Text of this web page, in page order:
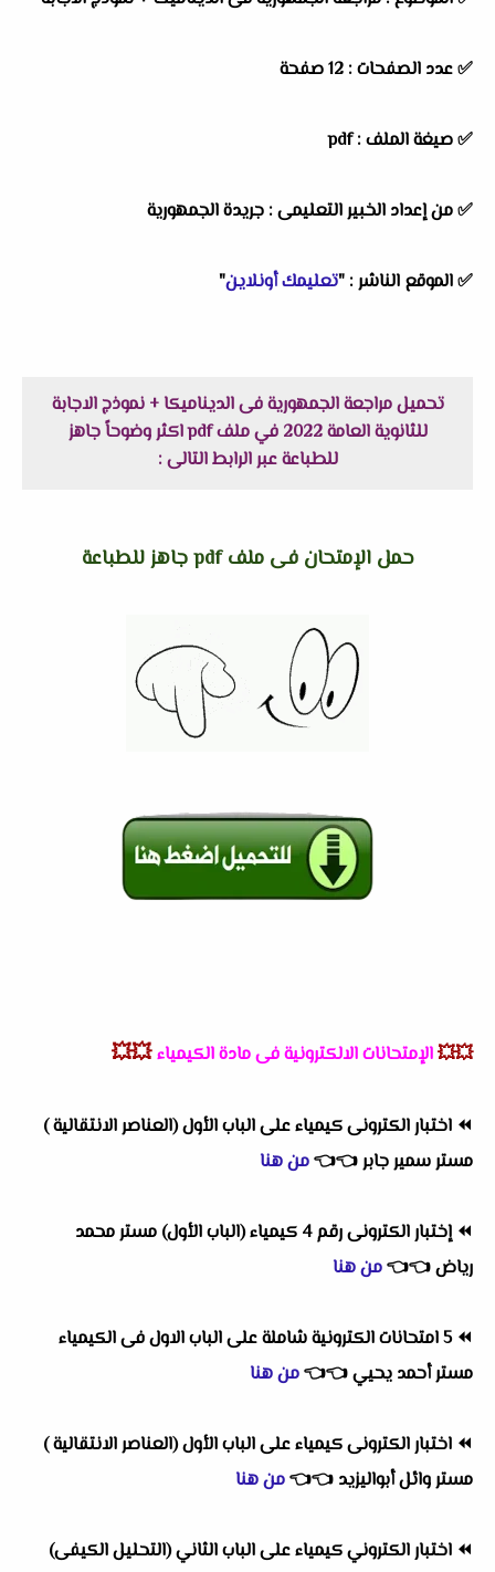
✅عدد الصفحات : 12 صفحة
✅صيغة الملف : pdf
✅من إعداد الخبير التعليمى : جريدة الجمهورية
✅الموقع الناشر : "تعليمك أونلاين"
تحميل مراجعة الجمهورية فى الديناميكا + نموذج الاجابة
للثانوية العامة 2022 في ملف pdf اكثر وضوحاً جاهز
للطباعة عبر الرابط التالى :
حمل الإمتحان فى ملف pdf جاهز للطباعة
💥💥الإمتحانات الالكترونية فى مادة الكيمياء 💥💥
⏪ اختبار الكترونى كيمياء على الباب الأول (العناصر الانتقالية )
مستر سمير جابر👈
👈من هنا
⏪
إختبار الكترونى رقم 4 كيمياء (الباب الأول) مستر محمد
رياض👈
👈من هنا
⏪ 5 امتحانات الكترونية شاملة على الباب الاول فى الكيمياء
مستر أحمد يحيي👈
👈من هنا
⏪ اختبار الكترونى كيمياء على الباب الأول (العناصر الانتقالية )
مستر وائل أبواليزيد 👈
👈من هنا
⏪ اختبار الكتروني كيمياء على الباب الثاني (التحليل الكيفى)